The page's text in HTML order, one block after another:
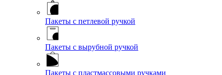
Пакеты с петлевой ручкой
Пакеты с вырубной ручкой
Пакеты с пластмассовыми ручками